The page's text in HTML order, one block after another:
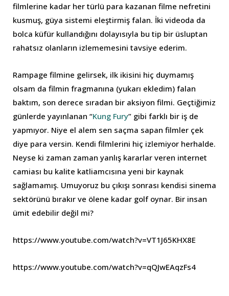
filmlerine kadar her türlü para kazanan filme nefretini
kusmuş, güya sistemi eleştirmiş falan. İki videoda da
bolca küfür kullandığını dolayısıyla bu tip bir üsluptan
rahatsız olanların izlememesini tavsiye ederim.
Rampage filmine gelirsek, ilk ikisini hiç duymamış
olsam da filmin fragmanına (yukarı ekledim) falan
baktım, son derece sıradan bir aksiyon filmi. Geçtiğimiz
günlerde yayınlanan “Kung Fury” gibi farklı bir iş de
yapmıyor. Niye el alem sen saçma sapan filmler çek
diye para versin. Kendi filmlerini hiç izlemiyor herhalde.
Neyse ki zaman zaman yanlış kararlar veren internet
camiası bu kalite katliamcısına yeni bir kaynak
sağlamamış. Umuyoruz bu çıkışı sonrası kendisi sinema
sektörünü bırakır ve ölene kadar golf oynar. Bir insan
ümit edebilir değil mi?
https://www.youtube.com/watch?v=VT1J65KHX8E
https://www.youtube.com/watch?v=qQJwEAqzFs4